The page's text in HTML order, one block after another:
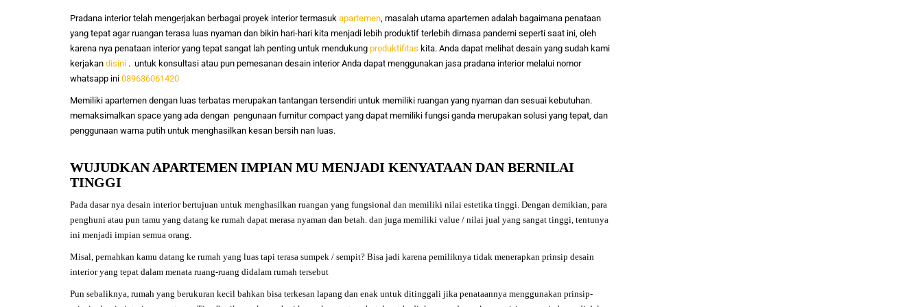
Pradana interior telah mengerjakan berbagai proyek interior termasuk apartemen, masalah utama apartemen adalah bagaimana penataan
yang tepat agar ruangan terasa luas nyaman dan bikin hari-hari kita menjadi lebih produktif terlebih dimasa pandemi seperti saat ini, oleh
karena nya penataan interior yang tepat sangat lah penting untuk mendukung produktifitas kita. Anda dapat melihat desain yang sudah kami
kerjakan disini . untuk konsultasi atau pun pemesanan desain interior Anda dapat menggunakan jasa pradana interior melalui nomor
whatsapp ini 089636061420
Memiliki apartemen dengan luas terbatas merupakan tantangan tersendiri untuk memiliki ruangan yang nyaman dan sesuai kebutuhan.
memaksimalkan space yang ada dengan pengunaan furnitur compact yang dapat memiliki fungsi ganda merupakan solusi yang tepat, dan
penggunaan warna putih untuk menghasilkan kesan bersih nan luas.
WUJUDKAN APARTEMEN IMPIAN MU MENJADI KENYATAAN DAN BERNILAI
TINGGI
Pada dasar nya desain interior bertujuan untuk menghasilkan ruangan yang fungsional dan memiliki nilai estetika tinggi. Dengan demikian, para
penghuni atau pun tamu yang datang ke rumah dapat merasa nyaman dan betah. dan juga memiliki value / nilai jual yang sangat tinggi, tentunya
ini menjadi impian semua orang.
Misal, pernahkan kamu datang ke rumah yang luas tapi terasa sumpek / sempit? Bisa jadi karena pemiliknya tidak menerapkan prinsip desain
interior yang tepat dalam menata ruang-ruang didalam rumah tersebut
Pun sebaliknya, rumah yang berukuran kecil bahkan bisa terkesan lapang dan enak untuk ditinggali jika penataannya menggunakan prinsip-